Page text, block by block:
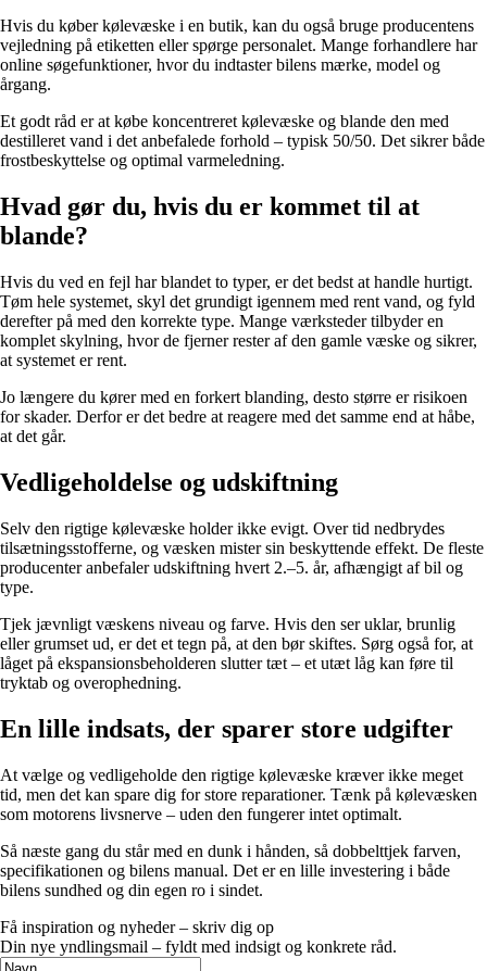
Hvis du køber kølevæske i en butik, kan du også bruge producentens
vejledning på etiketten eller spørge personalet. Mange forhandlere har
online søgefunktioner, hvor du indtaster bilens mærke, model og
årgang.
Et godt råd er at købe koncentreret kølevæske og blande den med
destilleret vand i det anbefalede forhold – typisk 50/50. Det sikrer både
frostbeskyttelse og optimal varmeledning.
Hvad gør du, hvis du er kommet til at
blande?
Hvis du ved en fejl har blandet to typer, er det bedst at handle hurtigt.
Tøm hele systemet, skyl det grundigt igennem med rent vand, og fyld
derefter på med den korrekte type. Mange værksteder tilbyder en
komplet skylning, hvor de fjerner rester af den gamle væske og sikrer,
at systemet er rent.
Jo længere du kører med en forkert blanding, desto større er risikoen
for skader. Derfor er det bedre at reagere med det samme end at håbe,
at det går.
Vedligeholdelse og udskiftning
Selv den rigtige kølevæske holder ikke evigt. Over tid nedbrydes
tilsætningsstofferne, og væsken mister sin beskyttende effekt. De fleste
producenter anbefaler udskiftning hvert 2.–5. år, afhængigt af bil og
type.
Tjek jævnligt væskens niveau og farve. Hvis den ser uklar, brunlig
eller grumset ud, er det et tegn på, at den bør skiftes. Sørg også for, at
låget på ekspansionsbeholderen slutter tæt – et utæt låg kan føre til
tryktab og overophedning.
En lille indsats, der sparer store udgifter
At vælge og vedligeholde den rigtige kølevæske kræver ikke meget
tid, men det kan spare dig for store reparationer. Tænk på kølevæsken
som motorens livsnerve – uden den fungerer intet optimalt.
Så næste gang du står med en dunk i hånden, så dobbelttjek farven,
specifikationen og bilens manual. Det er en lille investering i både
bilens sundhed og din egen ro i sindet.
Få inspiration og nyheder – skriv dig op
Din nye yndlingsmail – fyldt med indsigt og konkrete råd.